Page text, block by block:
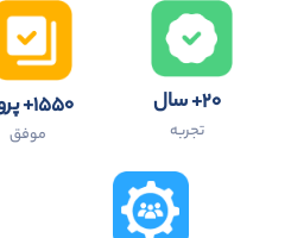
۲۰+ سال
تجربه
۱۵۵۰+ پروژه
موفق